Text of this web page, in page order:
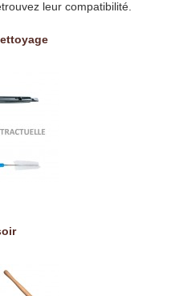
leur compatibilité.